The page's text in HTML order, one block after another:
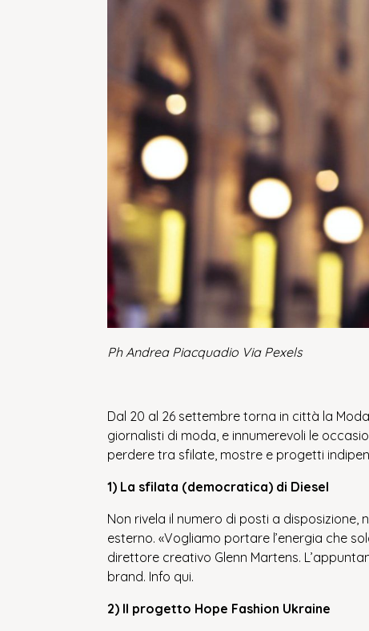
Ph Andrea Piacquadio Via Pexels
Dal 20 al 26 settembre torna in città la
giornalisti di moda, e innumerevoli le
perdere tra sfilate, mostre e progetti
1) La sfilata (democratica) di Diesel
Non rivela il numero di posti a
esterno. «Vogliamo portare l’energia che
direttore creativo Glenn Martens.
brand. Info qui.
2) Il progetto Hope Fashion Ukraine